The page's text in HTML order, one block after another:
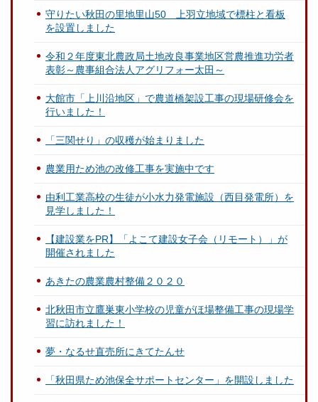
守りたい秋田の里地里山50 上羽立地域で標柱と看板
を設置しました
令和２年度東北農政局土地改良事業地区営農推進功労者
表彰～農事組合法人アグリフォー太田～
大館市「上川沿地区」で農道橋架設工事の現場研修会を
行いました！
「三関せり」の収穫が始まりました
農業用ため池の改修工事を実施中です
由利工業高校の生徒が小水力発電施設（西目発電所）を
見学しました！
【建設業をPR】「よこて建設女子会（リモート）」が
開催されました
あきたの農業農村整備２０２０
北秋田市立鷹巣東小学校の児童がほ場整備工事の現場学
習に訪れました！
夢・なるせ直売所にきてたんせ
「秋田県ため池保全サポートセンター」を開設しました